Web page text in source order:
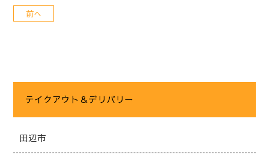
前へ
テイクアウト＆デリバリー
田辺市